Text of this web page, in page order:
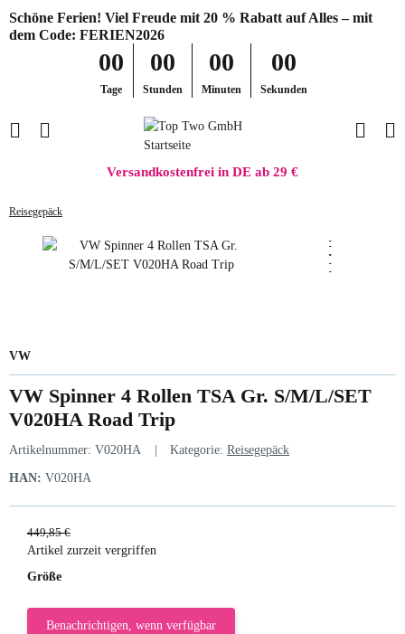
Schöne Ferien! Viel Freude mit 20 % Rabatt auf Alles – mit
dem Code: FERIEN2026
00
Tage
00
Stunden
00
Minuten
00
Sekunden
Versandkostenfrei in DE ab 29 €
Reisegepäck
VW
VW Spinner 4 Rollen TSA Gr. S/M/L/SET
V020HA Road Trip
Artikelnummer: V020HA Kategorie: Reisegepäck
HAN: V020HA
449,85 €
Artikel zurzeit vergriffen
Größe
Benachrichtigen, wenn verfügbar